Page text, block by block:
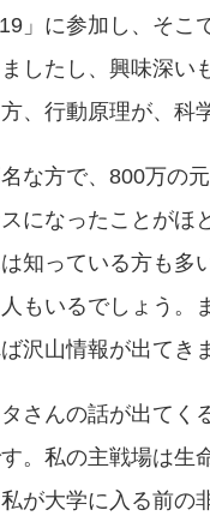
」に参加し、そこ
したし、興味深い
、行動原理が、科
な方で、800万の
になったことがほ
知っている方も多
もいるでしょう
沢山情報が出てき
さんの話が出てく
。私の主戦場は生
が大学に入る前の